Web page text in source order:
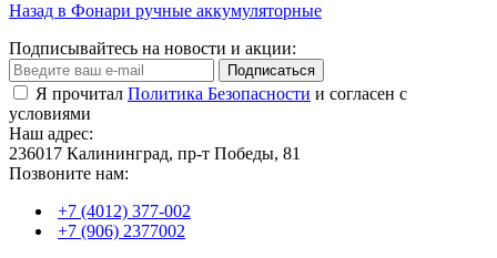
Назад в Фонари ручные аккумуляторные
Подписывайтесь на новости и акции:
Подписаться
Я прочитал Политика Безопасности и согласен с
условиями
Наш адрес:
236017 Калининград,​ пр-т Победы, 81
Позвоните нам:
+7 (4012) 377-002
+7 (906) 2377002